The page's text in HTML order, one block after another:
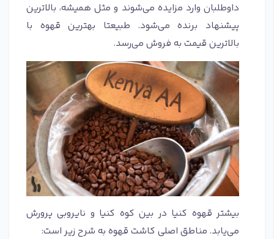
داوطلبان وارد مزایده می‌شوند و مثل همیشه، بالاترین
پیشنهاد برنده می‌شود. طبیعتا بهترین قهوه با
بالاترین قیمت به فروش می‌رسد.
بیشتر قهوه کنیا در بین کوه کنیا و نایروبی پرورش
می‌یابد. مناطق اصلی کاشت قهوه به شرح زیر است: